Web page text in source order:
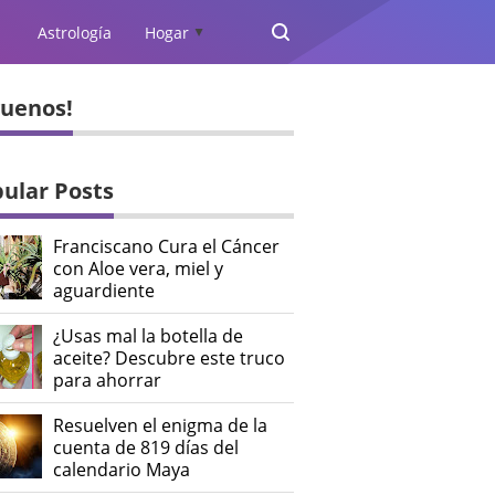
Astrología Hogar ▲
Posts
Franciscano Cura el Cáncer
con Aloe vera, miel y
aguardiente
¿Usas mal la botella de
aceite? Descubre este truco
para ahorrar
Resuelven el enigma de la
cuenta de 819 días del
calendario Maya